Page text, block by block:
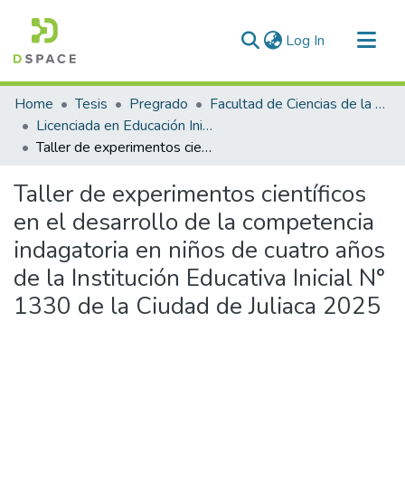
Log In (current)
Communities & Collections
All of DSpace
Statistics
Home Tesis Pregrado
Facultad de Ciencias de la Educación
Licenciada en Educación Inicial Intercultural Bilingüe
Taller de experimentos científicos en el desarrollo de la competencia indagatoria en niños de cuatro años de la Institución Educativa Inicial N° 1330 de la Ciudad de Juliaca 2025
Taller de experimentos científicos
en el desarrollo de la competencia
indagatoria en niños de cuatro años
de la Institución Educativa Inicial N°
1330 de la Ciudad de Juliaca 2025